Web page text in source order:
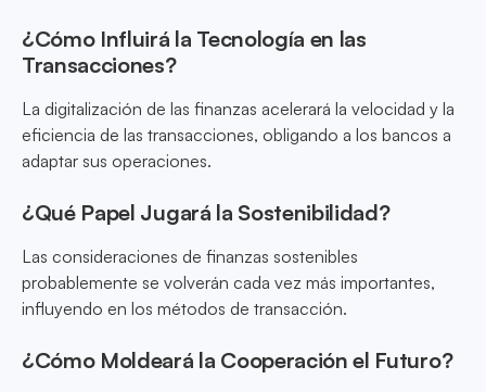
¿Cómo Influirá la Tecnología en las
Transacciones?
La digitalización de las finanzas acelerará la velocidad y la
eficiencia de las transacciones, obligando a los bancos a
adaptar sus operaciones.
¿Qué Papel Jugará la Sostenibilidad?
Las consideraciones de finanzas sostenibles
probablemente se volverán cada vez más importantes,
influyendo en los métodos de transacción.
¿Cómo Moldeará la Cooperación el Futuro?